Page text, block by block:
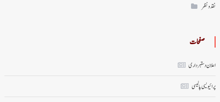
نقد ونظر
صفحات
اعلان دستبرداری
پرائیویسی پالیسی